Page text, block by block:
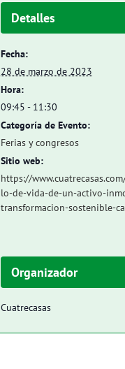
Detalles
Fecha:
28 de marzo de 2023
Hora:
09:45 - 11:30
Categoría de Evento:
Ferias y congresos
Sitio web:
https://
lo-de-vida-de-un-activo-
transformacion-sostenible-
Organizador
Cuatrecasas